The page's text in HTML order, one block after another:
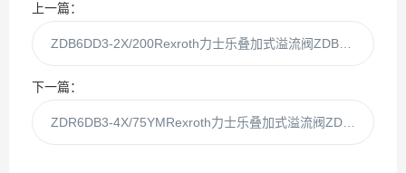
上一篇：
下一篇：